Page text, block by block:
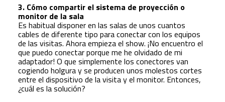
3. Cómo compartir el sistema de proyección o
monitor de la sala
Es habitual disponer en las salas de unos cuantos
cables de diferente tipo para conectar con los equipos
de las visitas. Ahora empieza el show. ¡No encuentro el
que puedo conectar porque me he olvidado de mi
adaptador! O que simplemente los conectores van
cogiendo holgura y se producen unos molestos cortes
entre el dispositivo de la visita y el monitor. Entonces,
¿cuál es la solución?